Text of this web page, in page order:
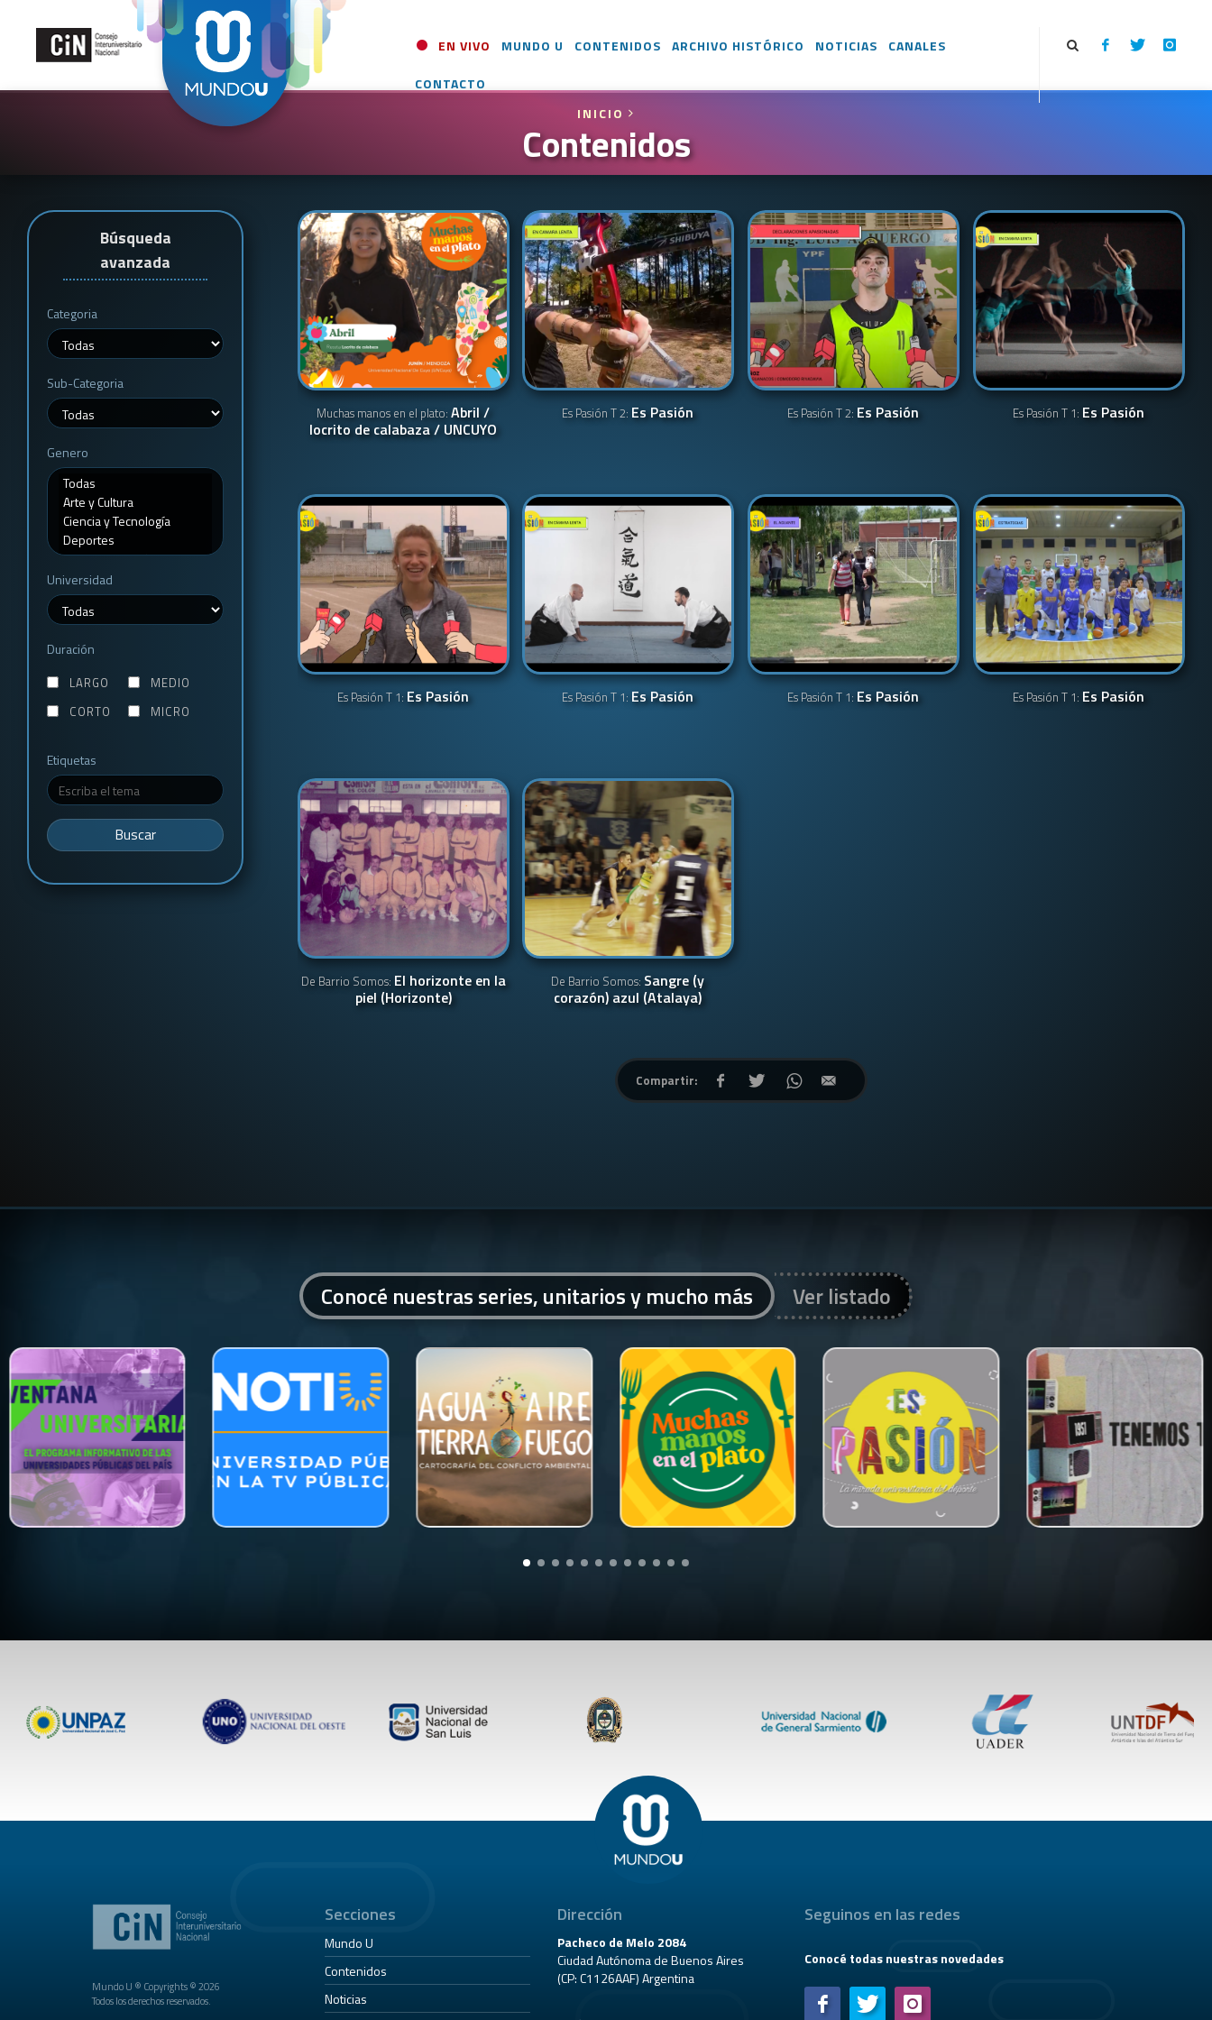
EN VIVO MUNDO U CONTENIDOS ARCHIVO HISTÓRICO NOTICIAS
CANALES
CONTACTO
INICIO
Contenidos
Muchas manos en el plato:Abril /
locrito de calabaza / UNCUYO
Es Pasión T 2: Es Pasión Es Pasión T 2: Es Pasión Es Pasión T 1: Es Pasión
Es Pasión T 1: Es Pasión Es Pasión T 1: Es Pasión Es Pasión T 1: Es Pasión Es Pasión T 1: Es Pasión
De Barrio Somos: El horizonte en la
piel (Horizonte)
De Barrio Somos: Sangre (y
corazón) azul (Atalaya)
Compartir:
Búsqueda
avanzada
Categoria
Sub-Categoria
Genero
Universidad
Duración
LARGO
MEDIO
CORTO
MICRO
Etiquetas
Buscar
Conocé nuestras series, unitarios y mucho más Ver listado
Mundo U ® Copyrights © 2026
Todos los derechos reservados.
Secciones
Mundo U
Contenidos
Noticias
Dirección
Pacheco de Melo 2084
Ciudad Autónoma de Buenos Aires
(CP: C1126AAF) Argentina
Seguinos en las redes
Conocé todas nuestras novedades